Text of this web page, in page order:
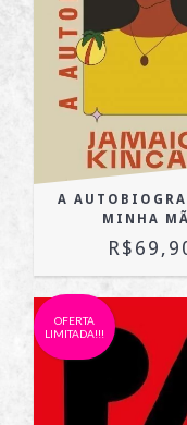
A
MINHA
OFERTA
LIMITADA!!!